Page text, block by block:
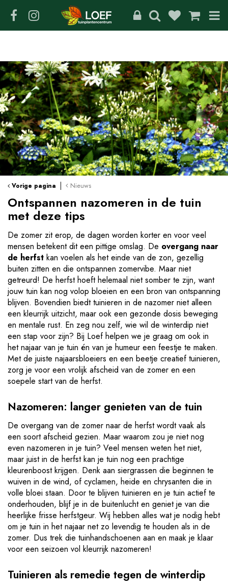
r
c
o
n
t
e
n
t
Vorige pagina Nieuws
Ontspannen nazomeren in de tuin
met deze tips
De zomer zit erop, de dagen worden korter en voor veel
mensen betekent dit een pittige omslag. De overgang naar
de herfst kan voelen als het einde van de zon, gezellig
buiten zitten en die ontspannen zomervibe. Maar niet
getreurd! De herfst hoeft helemaal niet somber te zijn, want
jouw tuin kan nog volop bloeien en een bron van ontspanning
blijven. Bovendien biedt tuinieren in de nazomer niet alleen
een kleurrijk uitzicht, maar ook een gezonde dosis beweging
en mentale rust. En zeg nou zelf, wie wil de winterdip niet
een stap voor zijn? Bij Loef helpen we je graag om ook in
het najaar van je tuin én van je humeur een feestje te maken.
Met de juiste najaarsbloeiers en een beetje creatief tuinieren,
zorg je voor een vrolijk afscheid van de zomer en een
soepele start van de herfst.
Nazomeren: langer genieten van de tuin
De overgang van de zomer naar de herfst wordt vaak als
een soort afscheid gezien. Maar waarom zou je niet nog
even nazomeren in je tuin? Veel mensen weten het niet,
maar juist in de herfst kan je tuin nog een prachtige
kleurenboost krijgen. Denk aan siergrassen die beginnen te
wuiven in de wind, of cyclamen, heide en chrysanten die in
volle bloei staan. Door te blijven tuinieren en je tuin actief te
onderhouden, blijf je in de buitenlucht en geniet je van die
heerlijke frisse herfstgeur. Wij hebben alles wat je nodig hebt
om je tuin in het najaar net zo levendig te houden als in de
zomer. Dus trek die tuinhandschoenen aan en maak je klaar
voor een seizoen vol kleurrijk nazomeren!
Tuinieren als remedie tegen de winterdip